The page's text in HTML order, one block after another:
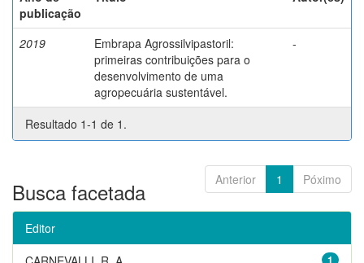
publicação
2019
Embrapa Agrossilvipastoril:
primeiras contribuições para o
desenvolvimento de uma
agropecuária sustentável.
-
Resultado 1-1 de 1.
Anterior 1 Póximo
Busca facetada
Editor
1